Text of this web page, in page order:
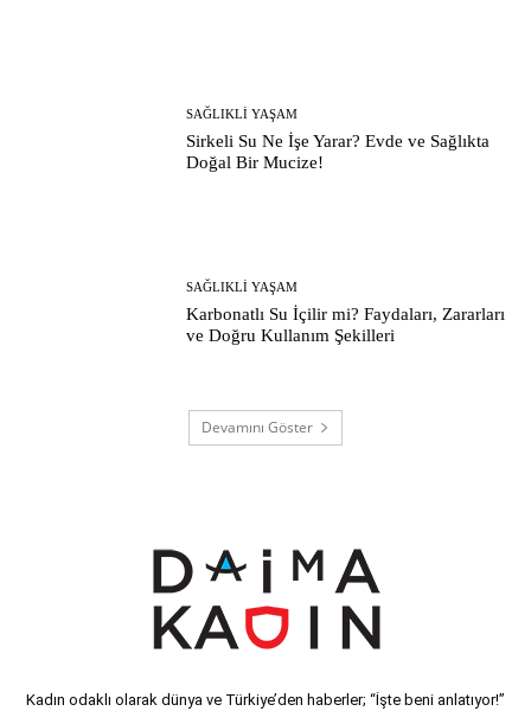
SAĞLIKLI YAŞAM
Sirkeli Su Ne İşe Yarar? Evde ve Sağlıkta
Doğal Bir Mucize!
SAĞLIKLI YAŞAM
Karbonatlı Su İçilir mi? Faydaları, Zararları
ve Doğru Kullanım Şekilleri
Devamını Göster
Kadın odaklı olarak dünya ve Türkiye’den haberler; “İşte beni anlatıyor!”